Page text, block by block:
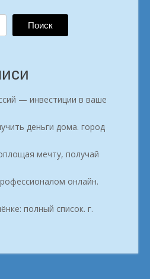
Поиск
— инвестиции в ваше
деньги дома. город
мечту, получай
онлайн.
полный список. г.